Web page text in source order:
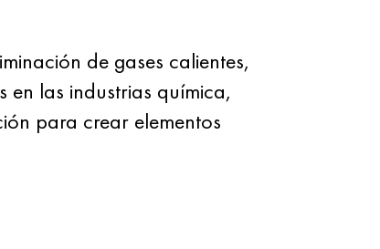
de gases calientes,
las industrias química,
para crear elementos